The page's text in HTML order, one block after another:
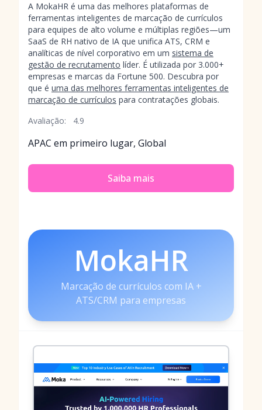
A MokaHR é uma das melhores plataformas de
ferramentas inteligentes de marcação de currículos
para equipes de alto volume e múltiplas regiões—um
SaaS de RH nativo de IA que unifica ATS, CRM e
analíticas de nível corporativo em um sistema de
gestão de recrutamento líder. É utilizada por 3.000+
empresas e marcas da Fortune 500. Descubra por
que é uma das melhores ferramentas inteligentes de
marcação de currículos para contratações globais.
Avaliação:
4.9
APAC em primeiro lugar, Global
Saiba mais
MokaHR
Marcação de currículos com IA +
ATS/CRM para empresas